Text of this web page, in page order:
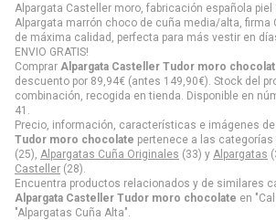
Alpargata Casteller moro, fabricación española piel
Alpargata marrón choco de cuña media/alta, firma
de máxima calidad, perfecta para más vestir en
ENVIO GRATIS!
Comprar Alpargata Casteller Tudor moro
descuento por 89,94€ (antes 149,90€). Stock del
combinación, recogida en tienda. Disponible en
41.
Precio, información, características e imágenes de
Tudor moro chocolate pertenece a las categorías
(25), Alpargatas Cuña Originales (33) y Alpargatas
Casteller (28).
Encuentra productos relacionados y de similares
Alpargata Casteller Tudor moro chocolate en
"Alpargatas Cuña Alta".